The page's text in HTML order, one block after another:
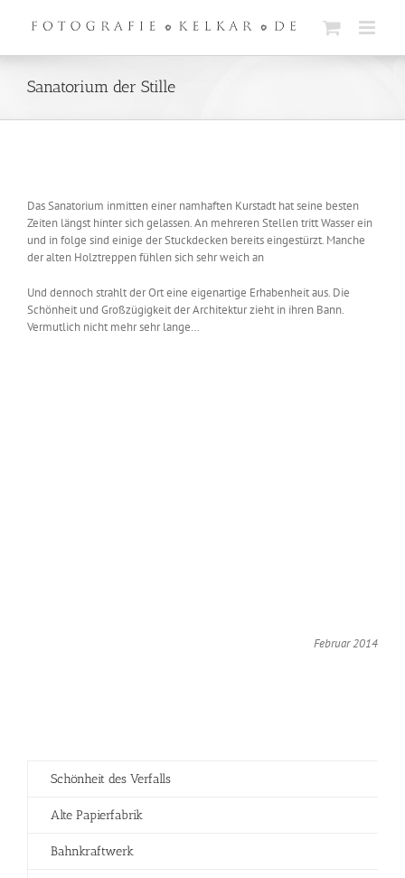
Sanatorium der Stille
Das Sanatorium inmitten einer namhaften Kurstadt hat seine besten
Zeiten längst hinter sich gelassen. An mehreren Stellen tritt Wasser ein
und in folge sind einige der Stuckdecken bereits eingestürzt. Manche
der alten Holztreppen fühlen sich sehr weich an
Und dennoch strahlt der Ort eine eigenartige Erhabenheit aus. Die
Schönheit und Großzügigkeit der Architektur zieht in ihren Bann.
Vermutlich nicht mehr sehr lange…
Februar 2014
Schönheit des Verfalls
Alte Papierfabrik
Bahnkraftwerk